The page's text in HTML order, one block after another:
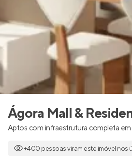
Ágora Mall &
Aptos com infraestrutura completa em
+400 pessoas viram este imóvel nos